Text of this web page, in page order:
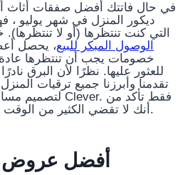
في حال فاتتك أفضل صفقات أثاث
ديكور المنزل في شهر يوليو ،
التي كنت تنتظرها (أو لا تنتظرها).
الوصول المبكر للبيع، يحصل
خصومات يجب أن تنتظرها
للعثور عليها. نظرًا لأن البرق
تقدمنا ​​وأبرزنا جميع ترقيات
أنك لا تقضي الكثير من الوقت في مناقشة مشترياتك.
أفضل عروض